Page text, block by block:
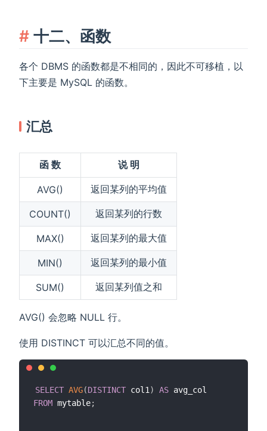
十二、函数
各个 DBMS 的函数都是不相同的，因此不可移植，以
下主要是 MySQL 的函数。
汇总
函 数 说 明
AVG() 返回某列的平均值
COUNT() 返回某列的行数
MAX() 返回某列的最大值
MIN() 返回某列的最小值
SUM() 返回某列值之和
AVG() 会忽略 NULL 行。
使用 DISTINCT 可以汇总不同的值。
SELECT AVG(DISTINCT col1 ) AS
FROM mytable;